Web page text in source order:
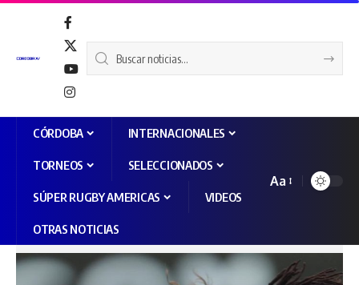
CÓRDOBA INTERNACIONALES
TORNEOS SELECCIONADOS
SÚPER RUGBY AMERICAS VIDEOS
OTRAS NOTICIAS
Aa